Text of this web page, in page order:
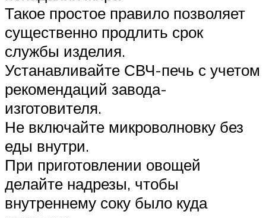
Такое простое правило позволяет
существенно продлить срок
службы изделия.
Устанавливайте СВЧ-печь с учетом
рекомендаций завода-
изготовителя.
Не включайте микроволновку без
еды внутри.
При приготовлении овощей
делайте надрезы, чтобы
внутреннему соку было куда